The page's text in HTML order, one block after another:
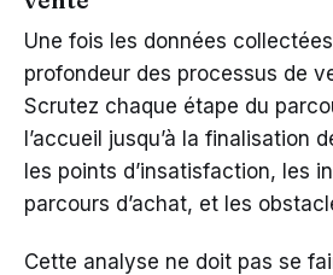
Une fois les données
profondeur des processus de
Scrutez chaque étape du
l’accueil jusqu’à la finalisation
les points d’insatisfaction, les
parcours d’achat, et les
Cette analyse ne doit pas se